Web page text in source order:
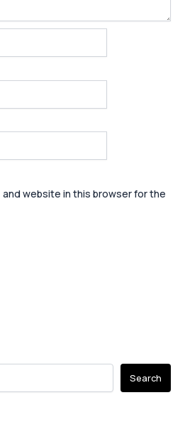
Search
and website in this browser for the